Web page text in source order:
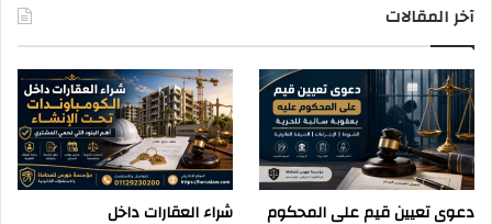
آخر المقالات
دعوى تعيين قيم على المحكوم
شراء العقارات داخل